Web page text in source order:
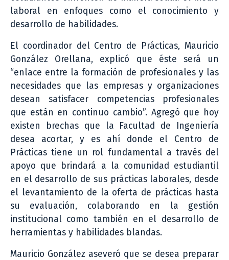
laboral en enfoques como el conocimiento y
desarrollo de habilidades.
El coordinador del Centro de Prácticas, Mauricio
González Orellana, explicó que éste será un
“enlace entre la formación de profesionales y las
necesidades que las empresas y organizaciones
desean satisfacer competencias profesionales
que están en continuo cambio”. Agregó que hoy
existen brechas que la Facultad de Ingeniería
desea acortar, y es ahí donde el Centro de
Prácticas tiene un rol fundamental a través del
apoyo que brindará a la comunidad estudiantil
en el desarrollo de sus prácticas laborales, desde
el levantamiento de la oferta de prácticas hasta
su evaluación, colaborando en la gestión
institucional como también en el desarrollo de
herramientas y habilidades blandas.
Mauricio González aseveró que se desea preparar